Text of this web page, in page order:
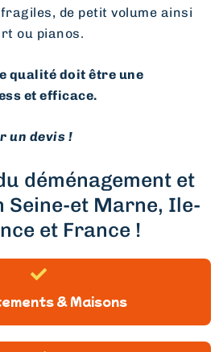
de petit volume ainsi
ou pianos.
qualité doit être une
et efficace.
un devis !
déménagement et
Seine-et Marne, Ile-
et France !
& Maisons